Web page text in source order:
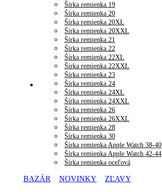
Šírka remienka 19
Šírka remienka 20
Šírka remienka 20XL
Šírka remienka 20XXL
Šírka remienka 21
Šírka remienka 22
Šírka remienka 22XL
Šírka remienka 22XXL
Šírka remienka 23
Šírka remienka 24
Šírka remienka 24XL
Šírka remienka 24XXL
Šírka remienka 26
Šírka remienka 26XXL
Šírka remienka 28
Šírka remienka 30
Šírka remienka Apple Watch 38-40
Šírka remienka Apple Watch 42-44
Šírka remienka oceľová
BAZÁR NOVINKY ZĽAVY